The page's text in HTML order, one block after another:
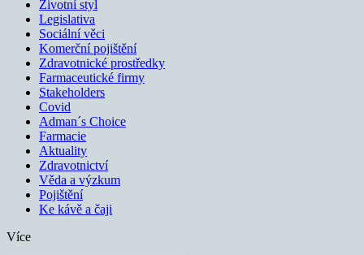
Životní styl
Legislativa
Sociální věci
Komerční pojištění
Zdravotnické prostředky
Farmaceutické firmy
Stakeholders
Covid
Adman´s Choice
Farmacie
Aktuality
Zdravotnictví
Věda a výzkum
Pojištění
Ke kávě a čaji
Více